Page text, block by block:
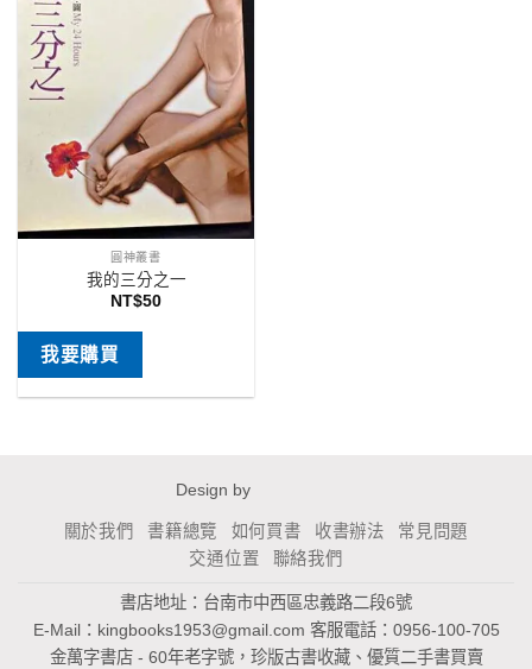
圓神叢書
我的三分之一
NT$50
我要購買
Design by
關於我們 書籍總覽 如何買書 收書辦法
常見問題
交通位置
聯絡我們
書店地址：台南市中西區忠義路二段6號
E-Mail： kingbooks1953@gmail.com 客服電話：0956-100-705
金萬字書店 - 60年老字號，珍版古書收藏、優質二手書買賣